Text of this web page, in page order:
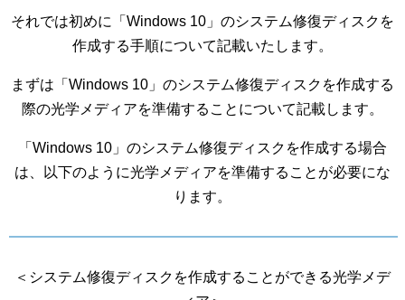
それでは初めに「Windows 10」のシステム修復ディスクを
作成する手順について記載いたします。
まずは「Windows 10」のシステム修復ディスクを作成する
際の光学メディアを準備することについて記載します。
「Windows 10」のシステム修復ディスクを作成する場合
は、以下のように光学メディアを準備することが必要にな
ります。
＜システム修復ディスクを作成することができる光学メデ